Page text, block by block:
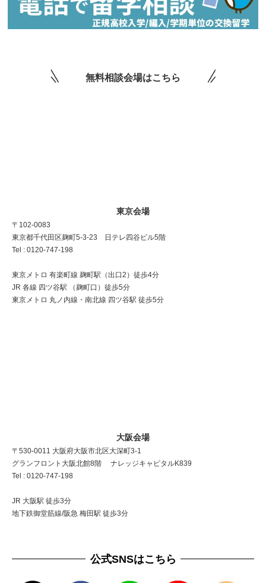
無料相談会場はこちら
東京会場
〒102-0083
東京都千代田区麹町5-3-23 日テレ四谷ビル5階
Tel : 0120-747-198
東京メトロ 有楽町線 麹町駅（出口2）徒歩4分
JR 各線 四ツ谷駅 （麹町口）徒歩5分
東京メトロ 丸ノ内線・南北線 四ツ谷駅 徒歩5分
大阪会場
〒530-0011 大阪府大阪市北区大深町3-1
グランフロント大阪北館8階 ナレッジキャピタルK839
Tel : 0120-747-198
JR 大阪駅 徒歩3分
地下鉄御堂筋線/阪急 梅田駅 徒歩3分
公式SNSはこちら